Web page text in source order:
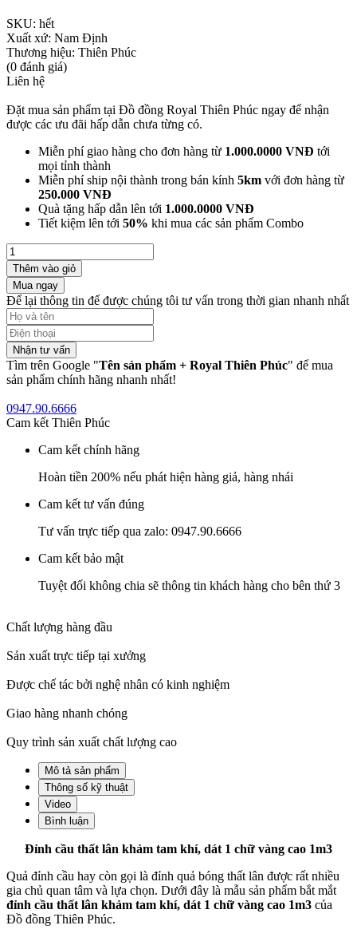
SKU: hết
Xuất xứ: Nam Định
Thương hiệu: Thiên Phúc
(0 đánh giá)
Liên hệ
Đặt mua sản phẩm tại Đồ đồng Royal Thiên Phúc ngay để nhận
được các ưu đãi hấp dẫn chưa từng có.
Miễn phí giao hàng cho đơn hàng từ 1.000.0000 VNĐ tới
mọi tỉnh thành
Miễn phí ship nội thành trong bán kính 5km với đơn hàng từ
250.000 VNĐ
Quà tặng hấp dẫn lên tới 1.000.0000 VNĐ
Tiết kiệm lên tới 50% khi mua các sản phẩm Combo
Thêm vào giỏ
Mua ngay
Để lại thông tin để được chúng tôi tư vấn trong thời gian nhanh nhất
Nhận tư vấn
Tìm trên Google "Tên sản phẩm + Royal Thiên Phúc" để mua
sản phẩm chính hãng nhanh nhất!
0947.90.6666
Cam kết Thiên Phúc
Cam kết chính hãng
Hoàn tiền 200% nếu phát hiện hàng giả, hàng nhái
Cam kết tư vấn đúng
Tư vấn trực tiếp qua zalo: 0947.90.6666
Cam kết bảo mật
Tuyệt đối không chia sẽ thông tin khách hàng cho bên thứ 3
Chất lượng hàng đầu
Sản xuất trực tiếp tại xưởng
Được chế tác bởi nghệ nhân có kinh nghiệm
Giao hàng nhanh chóng
Quy trình sản xuất chất lượng cao
Mô tả sản phẩm
Thông số kỹ thuật
Video
Bình luận
Đỉnh cầu thất lân khảm tam khí, dát 1 chữ vàng cao 1m3
Quả đỉnh cầu hay còn gọi là đỉnh quả bóng thất lân được rất nhiều
gia chủ quan tâm và lựa chọn. Dưới đây là mẫu sản phẩm bắt mắt
đỉnh cầu thất lân khảm tam khí, dát 1 chữ vàng cao 1m3 của
Đồ đồng Thiên Phúc.